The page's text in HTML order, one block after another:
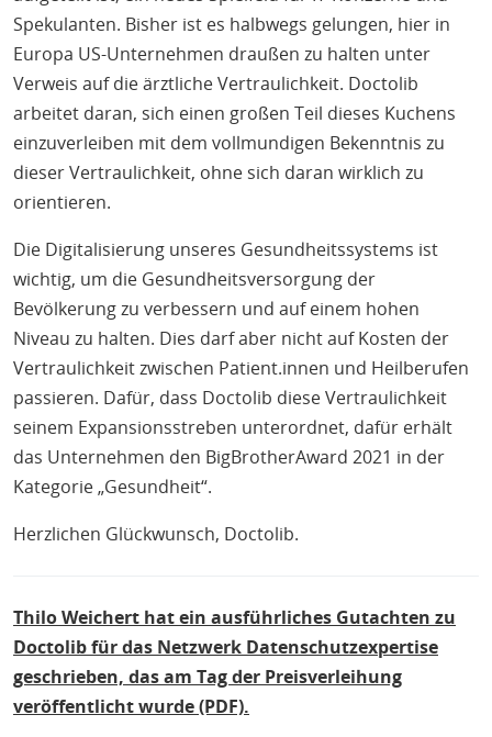
Spekulanten. Bisher ist es halbwegs gelungen, hier in
Europa US-Unternehmen draußen zu halten unter
Verweis auf die ärztliche Vertraulichkeit. Doctolib
arbeitet daran, sich einen großen Teil dieses Kuchens
einzuverleiben mit dem vollmundigen Bekenntnis zu
dieser Vertraulichkeit, ohne sich daran wirklich zu
orientieren.
Die Digitalisierung unseres Gesundheitssystems ist
wichtig, um die Gesundheitsversorgung der
Bevölkerung zu verbessern und auf einem hohen
Niveau zu halten. Dies darf aber nicht auf Kosten der
Vertraulichkeit zwischen Patient.innen und Heilberufen
passieren. Dafür, dass Doctolib diese Vertraulichkeit
seinem Expansionsstreben unterordnet, dafür erhält
das Unternehmen den BigBrotherAward 2021 in der
Kategorie „Gesundheit“.
Herzlichen Glückwunsch, Doctolib.
Thilo Weichert hat ein ausführliches Gutachten zu
Doctolib für das Netzwerk Datenschutzexpertise
geschrieben, das am Tag der Preisverleihung
veröffentlicht wurde (PDF).